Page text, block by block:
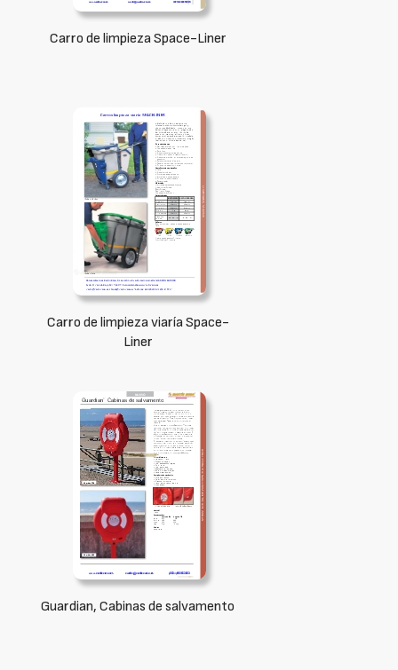
Carro de limpieza Space-Liner
Carro de limpieza viaría Space-
Liner
Guardian, Cabinas de salvamento